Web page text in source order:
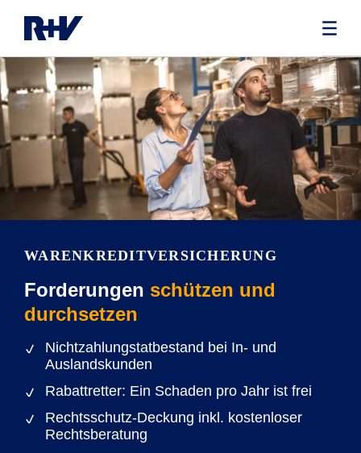
WARENKREDITVERSICHERUNG
Forderungen schützen und
durchsetzen
Nichtzahlungstatbestand bei In- und
Auslandskunden
Rabattretter: Ein Schaden pro Jahr ist frei
Rechtsschutz-Deckung inkl. kostenloser
Rechtsberatung